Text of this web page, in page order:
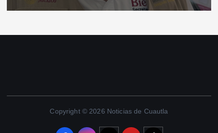
Copyright © 2026 Noticias de Cuautla